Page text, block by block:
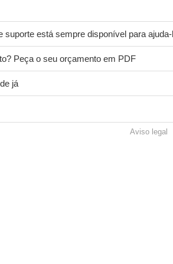
suporte está sempre disponível para ajuda-
Peça o seu orçamento em PDF
já
Aviso legal